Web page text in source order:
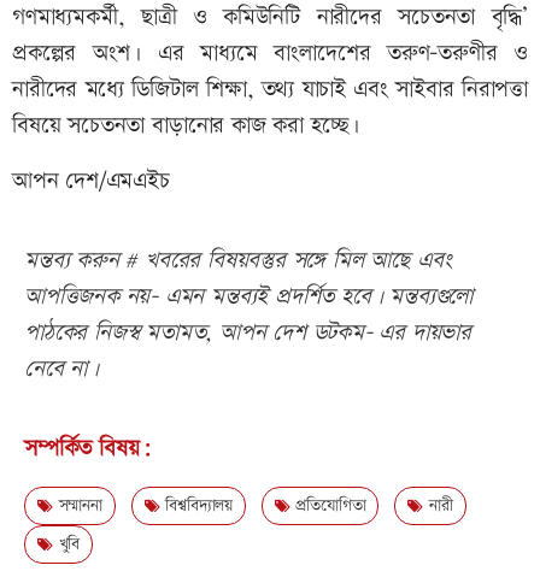
গণমাধ্যমকর্মী, ছাত্রী ও কমিউনিটি নারীদের সচেতনতা বৃদ্ধি’
প্রকল্পের অংশ। এর মাধ্যমে বাংলাদেশের তরুণ-তরুণীর ও
নারীদের মধ্যে ডিজিটাল শিক্ষা, তথ্য যাচাই এবং সাইবার নিরাপত্তা
বিষয়ে সচেতনতা বাড়ানোর কাজ করা হচ্ছে।
আপন দেশ/এমএইচ
মন্তব্য করুন # খবরের বিষয়বস্তুর সঙ্গে মিল আছে এবং
আপত্তিজনক নয়- এমন মন্তব্যই প্রদর্শিত হবে। মন্তব্যগুলো
পাঠকের নিজস্ব মতামত, আপন দেশ ডটকম- এর দায়ভার
নেবে না।
সম্পর্কিত বিষয়:
সম্মাননা বিশ্ববিদ্যালয় প্রতিযোগিতা
নারী
খুবি